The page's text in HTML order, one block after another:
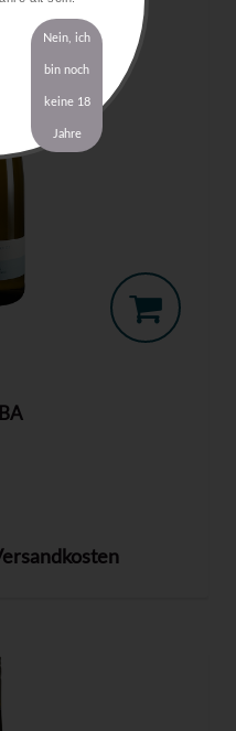
Nein, ich
bin noch
keine 18
Jahre